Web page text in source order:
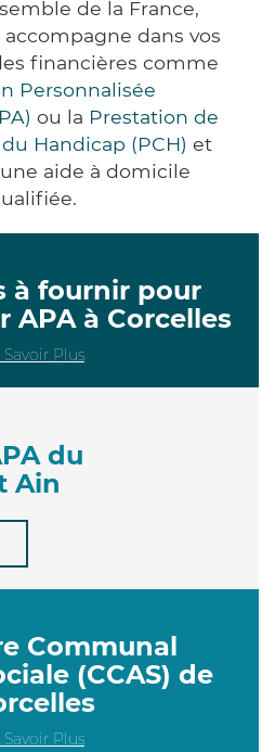
de la France,
accompagne dans vos
financières comme
Personnalisée
ou la Prestation de
Handicap (PCH) et
aide à domicile
à fournir pour
APA à Corcelles
Savoir Plus
du
Ain
Communal
(CCAS) de
Savoir Plus